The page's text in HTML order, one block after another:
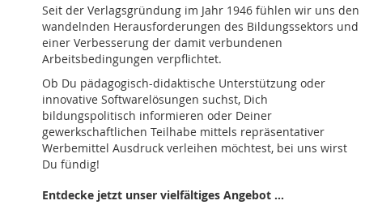
Seit der Verlagsgründung im Jahr 1946 fühlen wir uns den
wandelnden Herausforderungen des Bildungssektors und
einer Verbesserung der damit verbundenen
Arbeitsbedingungen verpflichtet.
Ob Du pädagogisch-didaktische Unterstützung oder
innovative Softwarelösungen suchst, Dich
bildungspolitisch informieren oder Deiner
gewerkschaftlichen Teilhabe mittels repräsentativer
Werbemittel Ausdruck verleihen möchtest, bei uns wirst
Du fündig!
Entdecke jetzt unser vielfältiges Angebot ...